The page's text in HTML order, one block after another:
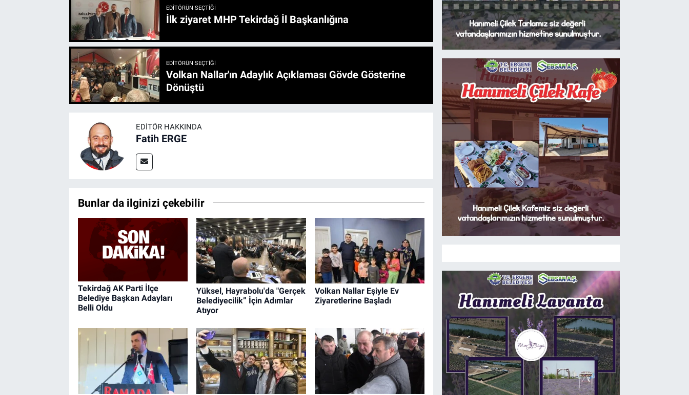
EDITÖRÜN SEÇTIĞI
İlk ziyaret MHP Tekirdağ İl Başkanlığına
EDITÖRÜN SEÇTIĞI
Volkan Nallar'ın Adaylık Açıklaması Gövde Gösterine
Dönüştü
EDITÖR HAKKINDA
Fatih ERGE
Bunlar da ilginizi çekebilir
Tekirdağ AK Parti İlçe
Belediye Başkan Adayları
Belli Oldu
Yüksel, Hayrabolu'da "Gerçek
Belediyecilik” İçin Adımlar
Atıyor
Volkan Nallar Eşiyle Ev
Ziyaretlerine Başladı